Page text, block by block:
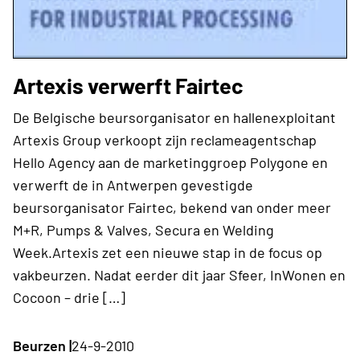
Artexis verwerft Fairtec
De Belgische beursorganisator en hallenexploitant
Artexis Group verkoopt zijn reclameagentschap
Hello Agency aan de marketinggroep Polygone en
verwerft de in Antwerpen gevestigde
beursorganisator Fairtec, bekend van onder meer
M+R, Pumps & Valves, Secura en Welding
Week.Artexis zet een nieuwe stap in de focus op
vakbeurzen. Nadat eerder dit jaar Sfeer, InWonen en
Cocoon – drie […]
Beurzen |24-9-2010